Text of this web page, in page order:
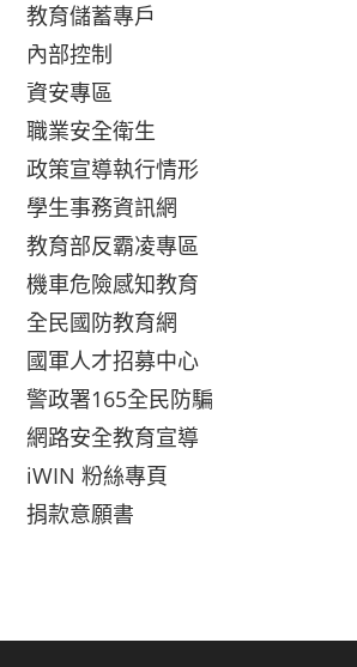
教育儲蓄專戶
內部控制
資安專區
職業安全衛生
政策宣導執行情形
學生事務資訊網
教育部反霸凌專區
機車危險感知教育
全民國防教育網
國軍人才招募中心
警政署165全民防騙
網路安全教育宣導
iWIN 粉絲專頁
捐款意願書